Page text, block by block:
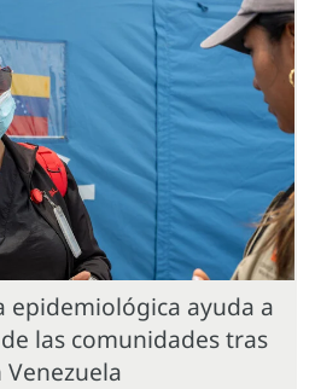
epidemiológica ayuda a
las comunidades tras